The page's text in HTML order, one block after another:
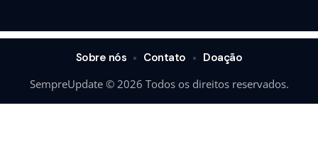
SempreUpdate © 2026 Todos os direitos reservados.
Sobre nós Contato Doação